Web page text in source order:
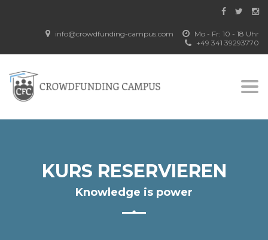
Mo - Fr: 10 - 18 Uhr
info@crowdfunding-campus.com
+49 341 39293770
KURS RESERVIEREN
Knowledge is power